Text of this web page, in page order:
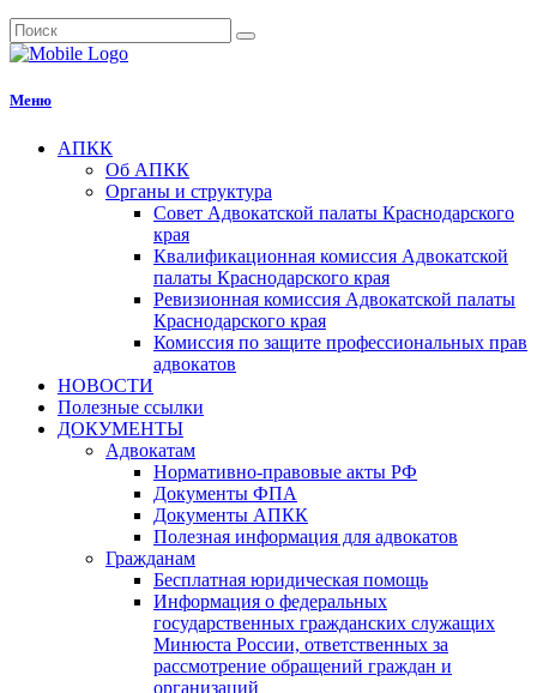
Меню
АПКК
Об АПКК
Органы и структура
Совет Адвокатской палаты Краснодарского
края
Квалификационная комиссия Адвокатской
палаты Краснодарского края
Ревизионная комиссия Адвокатской палаты
Краснодарского края
Комиссия по защите профессиональных прав
адвокатов
НОВОСТИ
Полезные ссылки
ДОКУМЕНТЫ
Адвокатам
Нормативно-правовые акты РФ
Документы ФПА
Документы АПКК
Полезная информация для адвокатов
Гражданам
Бесплатная юридическая помощь
Информация о федеральных
государственных гражданских служащих
Минюста России, ответственных за
рассмотрение обращений граждан и
организаций